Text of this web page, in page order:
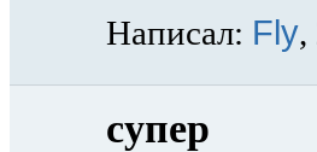
Написал: Fly,
супер